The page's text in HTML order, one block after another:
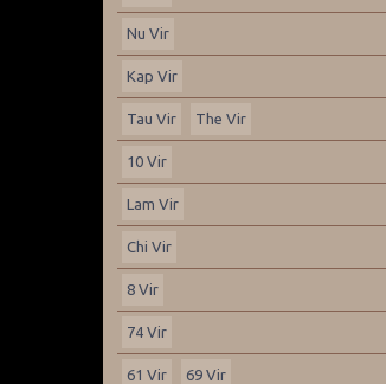
Nu Vir
Kap Vir
Tau Vir The Vir
10 Vir
Lam Vir
Chi Vir
8 Vir
74 Vir
61 Vir 69 Vir